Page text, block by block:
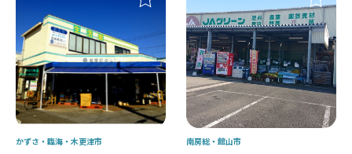
かずさ・臨海 木更津市 南房総 館山市